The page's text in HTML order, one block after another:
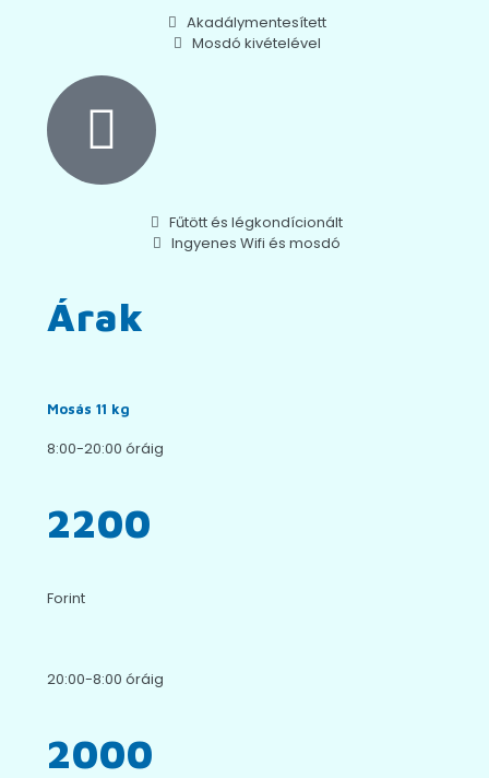
Akadálymentesített
Mosdó kivételével
Fűtött és légkondícionált
Ingyenes Wifi és mosdó
Árak
Mosás 11 kg
8:00-20:00 óráig
2200
Forint
20:00-8:00 óráig
2000